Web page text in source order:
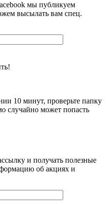
мы публикуем
высылать вам спец.
10 минут, проверьте папку
случайно может попасть
и получать полезные
об акциях и